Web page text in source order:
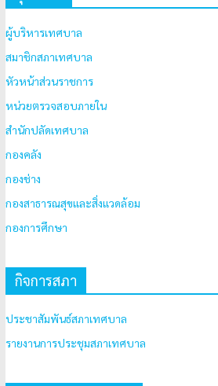
ผู้บริหารเทศบาล
สมาชิกสภาเทศบาล
หัวหน้าส่วนราชการ
หน่วยตรวจสอบภายใน
สำนักปลัดเทศบาล
กองคลัง
กองช่าง
กองสาธารณสุขและสิ่งแวดล้อม
กองการศึกษา
กิจการสภา
ประชาสัมพันธ์สภาเทศบาล
รายงานการประชุมสภาเทศบาล